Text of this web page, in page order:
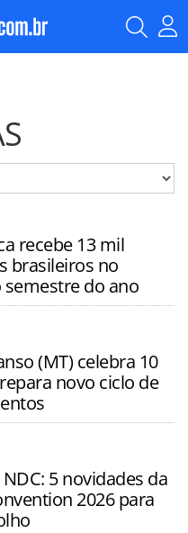
recebe 13 mil
brasileiros no
do ano
(MT) celebra 10
novo ciclo de
5 novidades da
2026 para